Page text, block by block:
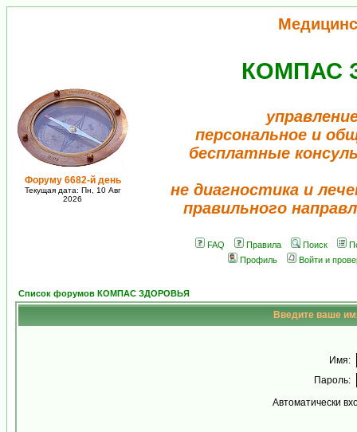
Форуму 6682-й день
Текущая дата: Пн, 10 Авг
2026
КОМПАС
персональное и
бесплатные
не диагностика и
правильного
FAQ Правила Поиск
Профиль
Войти и
Список форумов КОМПАС ЗДОРОВЬЯ
Введите ваше
Имя:
Пароль:
Автоматически